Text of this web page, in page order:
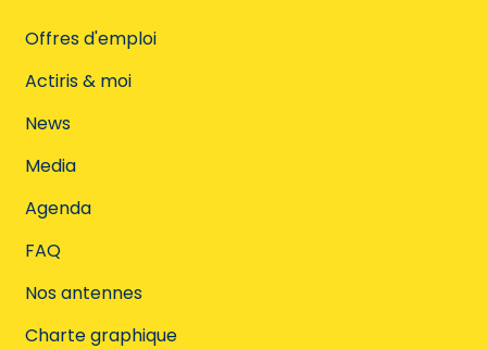
Offres d'emploi
Actiris & moi
News
Media
Agenda
FAQ
Nos antennes
Charte graphique